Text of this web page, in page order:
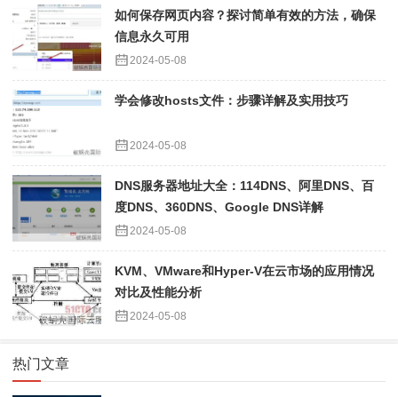
如何保存网页内容？探讨简单有效的方法，确保
信息永久可用
2024-05-08
学会修改hosts文件：步骤详解及实用技巧
2024-05-08
DNS服务器地址大全：114DNS、阿里DNS、百
度DNS、360DNS、Google DNS详解
2024-05-08
KVM、VMware和Hyper-V在云市场的应用情况
对比及性能分析
2024-05-08
热门文章